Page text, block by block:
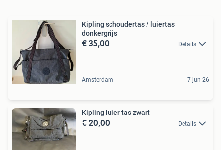
Kipling schoudertas / luiertas
donkergrijs
€ 35,00 Details
Amsterdam 7 jun 26
Kipling luier tas zwart
€ 20,00 Details